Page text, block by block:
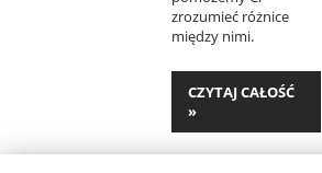
zrozumieć różnice
między nimi.
CZYTAJ CAŁOŚĆ
»